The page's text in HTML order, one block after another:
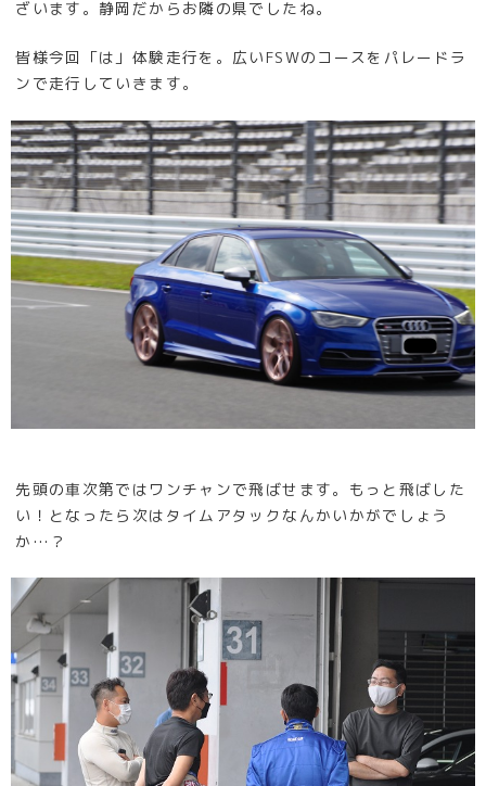
ざいます。静岡だからお隣の県でしたね。
皆様今回「は」体験走行を。広いFSWのコースをパレードラ
ンで走行していきます。
先頭の車次第ではワンチャンで飛ばせます。もっと飛ばした
い！となったら次はタイムアタックなんかいかがでしょう
か…？